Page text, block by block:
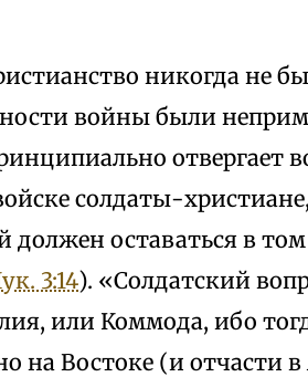
никогда не
войны были
отвергает
солдаты-
должен оставаться в
3:14). «Солдатский
или Коммода, ибо
на Востоке (и отчасти